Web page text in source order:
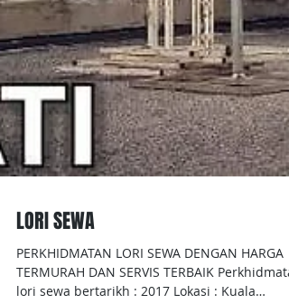
LORI SEWA
PERKHIDMATAN LORI SEWA DENGAN HARGA